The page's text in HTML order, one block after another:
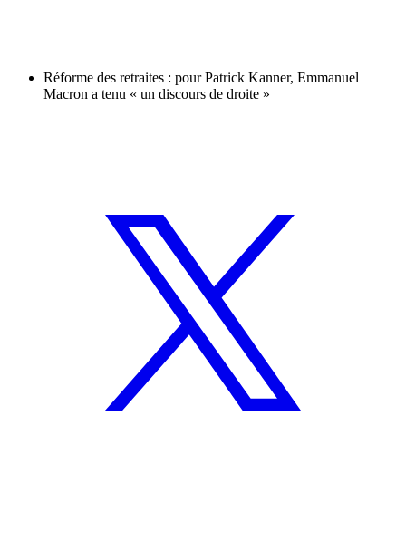
Réforme des retraites : pour Patrick Kanner, Emmanuel
Macron a tenu « un discours de droite »